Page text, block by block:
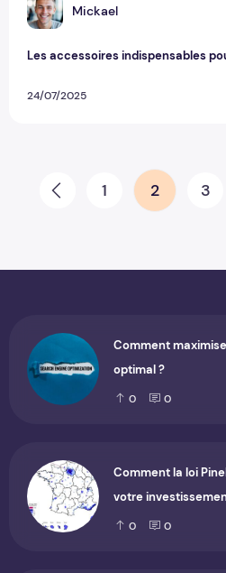
M Mickael
Les accessoires indispensables
24/07/2025
Pagination des publications
Prev 1 2 3
Comment
optimal ?
0 0
Comment la loi
votre
0 0